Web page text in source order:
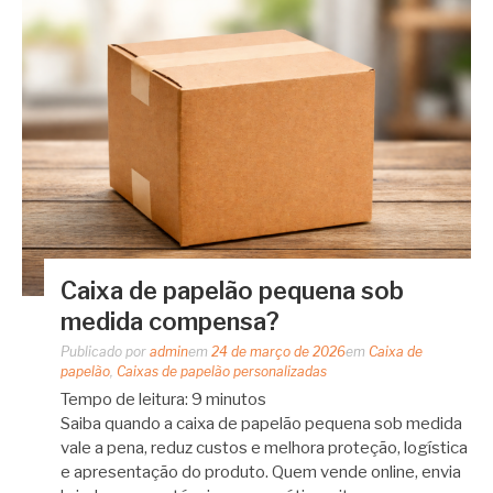
Caixa de papelão pequena sob
medida compensa?
Publicado por adminem 24 de março de 2026em Caixa de
papelão Caixas de papelão personalizadas
Tempo de leitura: 9 minutos
Saiba quando a caixa de papelão pequena sob medida
vale a pena, reduz custos e melhora proteção, logística
e apresentação do produto. Quem vende online, envia